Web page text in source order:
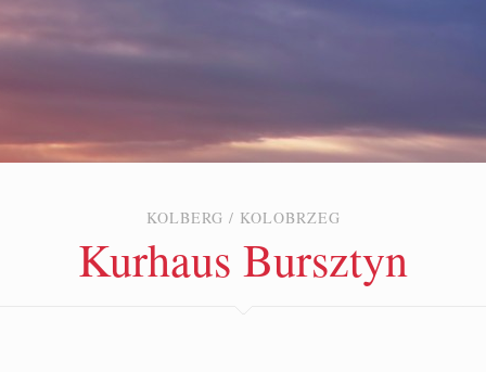
KOLBERG / KOLOBRZEG
Kurhaus Bursztyn